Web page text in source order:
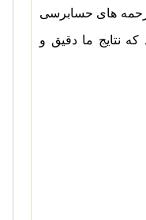
های حسابرسی
نتایج ما دقیق و